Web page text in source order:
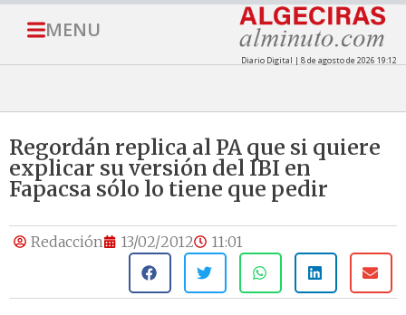
MENU
Diario Digital | 8 de agosto de 2026 19:12
Regordán replica al PA que si quiere
explicar su versión del IBI en
Fapacsa sólo lo tiene que pedir
Redacción 13/02/2012 11:01